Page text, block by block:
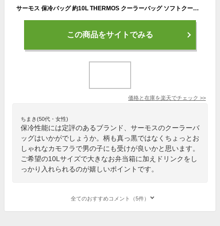
サーモス 保冷バッグ 約10L THERMOS クーラーバッグ ソフトクーラー 黒 カモフラ柄 ボックス型 ブラック お弁当 ランチ オフィス 学校 スポーツ 部活 試合 アウトドア/REI-0102【2023C】
この商品をサイトでみる
価格と在庫を楽天でチェック >>
ちまき(50代・女性)
保冷性能には定評のあるブランド、サーモスのクーラーバ
ッグはいかがでしょうか。柄も真っ黒ではなくちょっとお
しゃれなカモフラで男の子にも受けが良いかと思います。
ご希望の10Lサイズで大きなお弁当箱に加えドリンクをし
っかり入れられるのが嬉しいポイントです。
全てのおすすめコメント（5件）